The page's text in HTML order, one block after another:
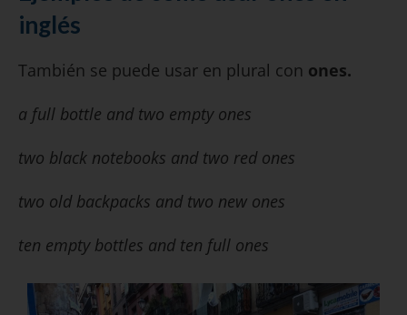
inglés
También se puede usar en plural con ones.
a full bottle and two empty ones
two black notebooks and two red ones
two old backpacks and two new ones
ten empty bottles and ten full ones